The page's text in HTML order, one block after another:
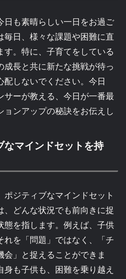
日も素晴らしい一日をお過ご
毎日、様々な課題や困難に直
す。特に、子育てをしている
成長と共に新たな挑戦が待っ
配しないでください。今日
サーが教える、今日が一番最
ョンアップの秘訣をお伝えし
なマインドセットを持
ポジティブなマインドセット
、どんな状況でも前向きに捉
態を指します。例えば、子供
れを「問題」ではなく、「チ
会」と捉えることができま
も子供も、困難を乗り越え